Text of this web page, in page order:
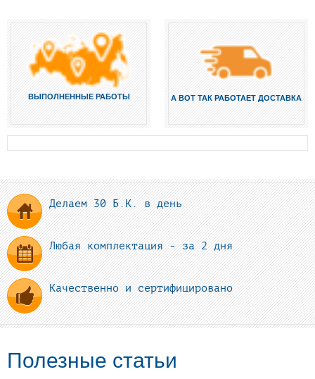
ВЫПОЛНЕННЫЕ РАБОТЫ А ВОТ ТАК РАБОТАЕТ ДОСТАВКА
Делаем 30 Б.К. в день
Любая комплектация - за 2 дня
Качественно и сертифицировано
Полезные статьи